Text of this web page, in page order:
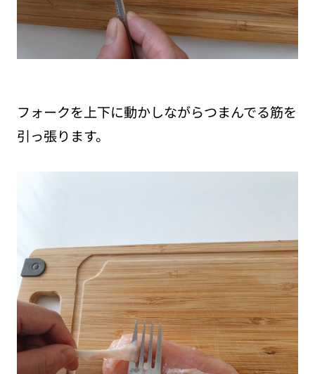
フォークを上下に動かしながらつまんでる筋を
引っ張ります。